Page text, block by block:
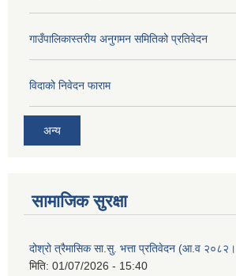
गाउँपालिकास्तरीय अनुगमन समितिको प्रतिवेदन
विदाको निवेदन फाराम
अन्य
सामाजिक सुरक्षा
दोश्रो त्रैमासिक सा.सु. भत्ता प्रतिवेदन (आ.व
मिति: 01/07/2026 - 15:40